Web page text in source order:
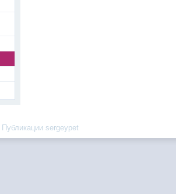
Публикации sergeypet